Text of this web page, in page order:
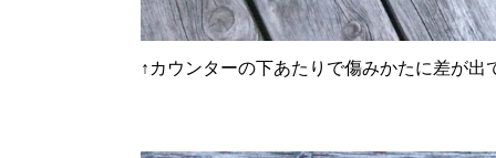
↑ カウンターの下あたりで傷みかたに差が出